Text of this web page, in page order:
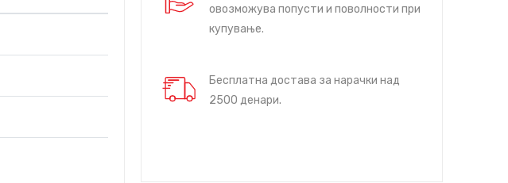
овозможува попусти и поволности при
купување.
Бесплатна достава за нарачки над
2500 денари.